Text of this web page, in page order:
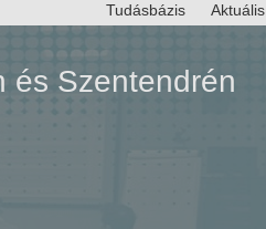
Tudásbázis Aktuális
és Szentendrén